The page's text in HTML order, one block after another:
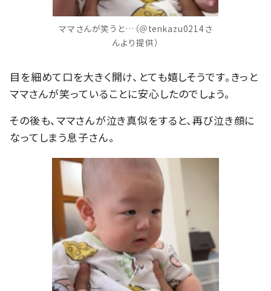
ママさんが笑うと…（＠tenkazu0214さ
んより提供）
目を細めて口を大きく開け、とても嬉しそうです。きっと
ママさんが笑っていることに安心したのでしょう。
その後も、ママさんが泣き真似をすると、再び泣き顔に
なってしまう息子さん。